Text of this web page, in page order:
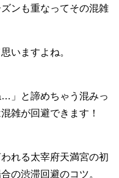
ンも重なってその混雑
いますよね。
」と諦めちゃう混みっ
雑が回避できます！
れる太宰府天満宮の初
の渋滞回避のコツ。